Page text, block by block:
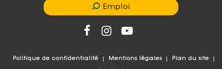
Emploi
Politique de confidentialité Mentions légales Plan du site